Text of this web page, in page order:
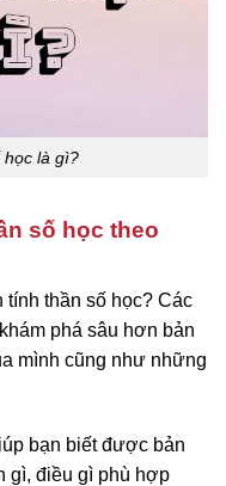
học là gì?
số học theo
tính thần số học? Các
phá sâu hơn bản
mình cũng như những
bạn biết được bản
gì, điều gì phù hợp